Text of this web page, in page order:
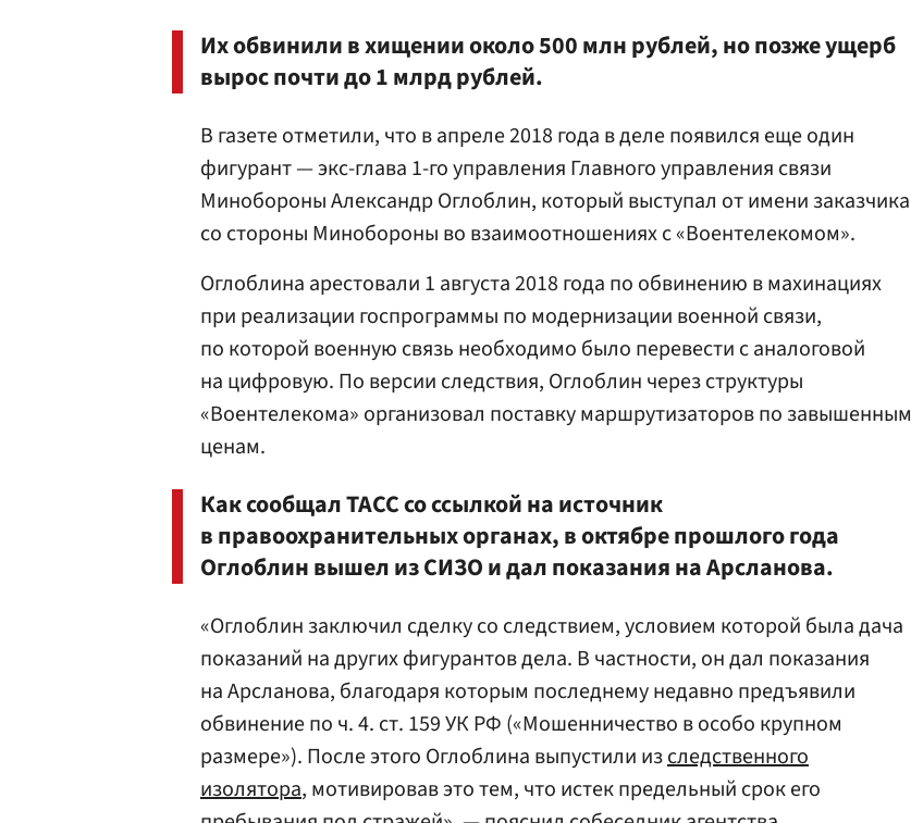
Их обвинили в хищении около 500 млн рублей, но позже ущерб
вырос почти до 1 млрд рублей.
В газете отметили, что в апреле 2018 года в деле появился еще один
фигурант — экс-глава 1-го управления Главного управления связи
Минобороны Александр Оглоблин, который выступал от имени заказчика
со стороны Минобороны во взаимоотношениях с «Воентелекомом».
Оглоблина арестовали 1 августа 2018 года по обвинению в махинациях
при реализации госпрограммы по модернизации военной связи,
по которой военную связь необходимо было перевести с аналоговой
на цифровую. По версии следствия, Оглоблин через структуры
«Воентелекома» организовал поставку маршрутизаторов по завышенным
ценам.
Как сообщал ТАСС со ссылкой на источник
в правоохранительных органах, в октябре прошлого года
Оглоблин вышел из СИЗО и дал показания на Арсланова.
«Оглоблин заключил сделку со следствием, условием которой была дача
показаний на других фигурантов дела. В частности, он дал показания
на Арсланова, благодаря которым последнему недавно предъявили
обвинение по ч. 4. ст. 159 УК РФ («Мошенничество в особо крупном
размере»). После этого Оглоблина выпустили изследственного
изолятора, мотивировав это тем, что истек предельный срок его